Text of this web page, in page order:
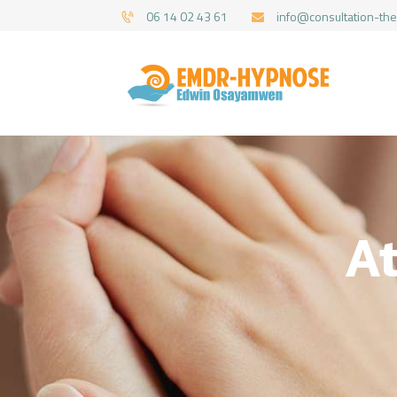
06 14 02 43 61 info@consultation-